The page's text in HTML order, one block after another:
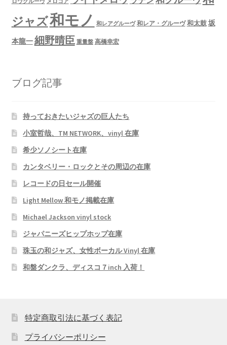
ロウグルーヴ メロコア
ジャズ和モノ 和レアグルーヴ 和レア・グルーヴ 和太鼓坂
本龍一細野晴臣 重量盤 高橋幸宏
ブログ記事
持っておきたいジャズの巨人たち
小室哲哉、TM NETWORK、vinyl 在庫
希少ソノシート在庫
カンタベリー・ロックとその周辺の在庫
レコードの日セール開催
Light Mellow 和モノ掲載在庫
Michael Jackson vinyl stock
ジャパニーズヒップホップ在庫
珠玉の和ジャズ、女性ボーカル Vinyl 在庫
和盤ダンクラ、ディスコ７inch 入荷！
特定商取引法に基づく表記
プライバシーポリシー